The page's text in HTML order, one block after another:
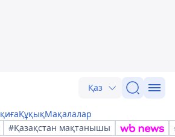
Қаз
ҚұқықМақалалар
#Қазақстан мақтанышы